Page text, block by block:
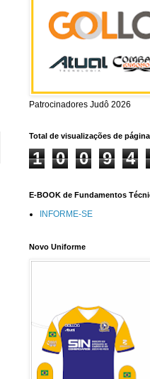
Patrocinadores Judô 2026
Total de visualizações de página
1 0 0 9 4
E-BOOK de Fundamentos
INFORME-SE
Novo Uniforme